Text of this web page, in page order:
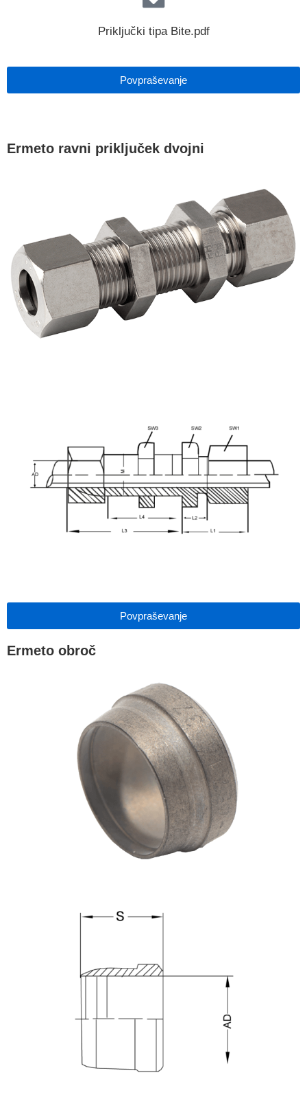
Priključki tipa Bite.pdf
Povpraševanje
Ermeto ravni priključek dvojni
Povpraševanje
Ermeto obroč